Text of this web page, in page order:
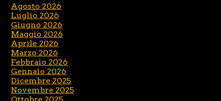
Agosto 2026
Luglio 2026
Giugno 2026
Maggio 2026
Aprile 2026
Marzo 2026
Febbraio 2026
Gennaio 2026
Dicembre 2025
Novembre 2025